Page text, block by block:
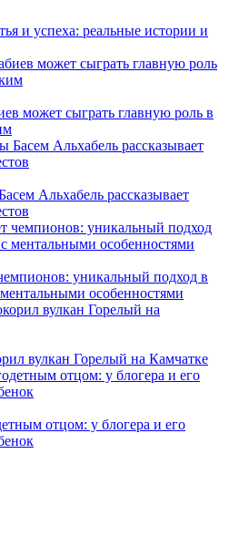
и успеха: реальные истории и
может сыграть главную роль в
Альхабель рассказывает
уникальный подход в
особенностями
вулкан Горелый на Камчатке
отцом: у блогера и его